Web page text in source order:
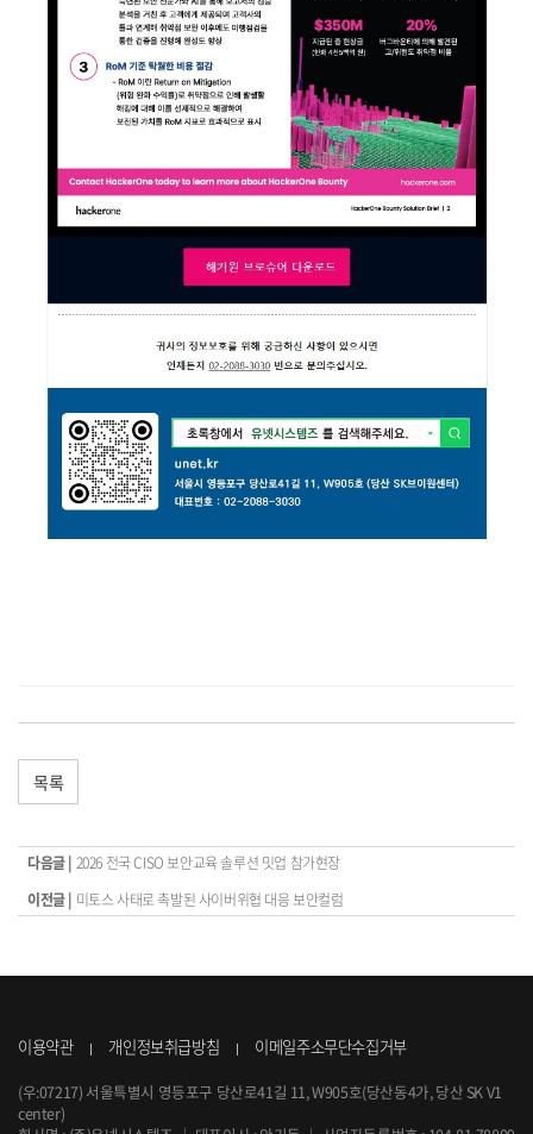
목록
다음글 | 2026 전국 CISO 보안교육 솔루션 밋업 참가현장
이전글 | 미토스 사태로 촉발된 사이버위협 대응 보안컬럼
이용약관 개인정보취급방침
이메일주소무단수집거부
(우:07217) 서울특별시 영등포구 당산로41길 11, W905호(당산동4가, 당산 SK V1
center)